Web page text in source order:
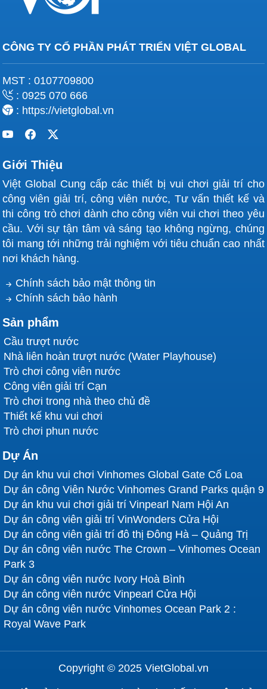
CÔNG TY CỔ PHẦN PHÁT TRIỂN VIỆT GLOBAL
MST : 0107709800
: 0925 070 666
: https://vietglobal.vn
Giới Thiệu
Việt Global Cung cấp các thiết bị vui chơi giải trí cho
công viên giải trí, công viên nước, Tư vấn thiết kế và
thi công trò chơi dành cho công viên vui chơi theo yêu
cầu. Với sự tận tâm và sáng tạo không ngừng, chúng
tôi mang tới những trải nghiệm với tiêu chuẩn cao nhất
nơi khách hàng.
Chính sách bảo mật thông tin
Chính sách bảo hành
Sản phẩm
Cầu trượt nước
Nhà liên hoàn trượt nước (Water Playhouse)
Trò chơi công viên nước
Công viên giải trí Cạn
Trò chơi trong nhà theo chủ đề
Thiết kế khu vui chơi
Trò chơi phun nước
Dự Án
Dự án khu vui chơi Vinhomes Global Gate Cổ Loa
Dự án công Viên Nước Vinhomes Grand Parks quận 9
Dự án khu vui chơi giải trí Vinpearl Nam Hội An
Dự án công viên giải trí VinWonders Cửa Hội
Dự án công viên giải trí đô thị Đông Hà – Quảng Trị
Dự án công viên nước The Crown – Vinhomes Ocean
Park 3
Dự án công viên nước Ivory Hoà Bình
Dự án công viên nước Vinpearl Cửa Hội
Dự án công viên nước Vinhomes Ocean Park 2 :
Royal Wave Park
Copyright © 2025 VietGlobal.vn